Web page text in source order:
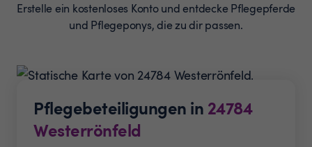
Erstelle ein kostenloses Konto und entdecke Pflegepferde
und Pflegeponys, die zu dir passen.
Pflegebeteiligungen in 24784
Westerrönfeld